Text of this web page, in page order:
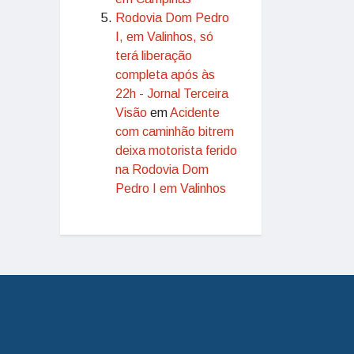
Rodovia Dom Pedro
I, em Valinhos, só
terá liberação
completa após às
22h - Jornal Terceira
Visão emAcidente
com caminhão bitrem
deixa motorista ferido
na Rodovia Dom
Pedro I em Valinhos